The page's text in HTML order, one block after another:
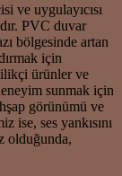
ve uygulayıcısı
PVC duvar
bölgesinde artan
için
ürünler ve
sunmak için
görünümü ve
ise, ses yankısını
olduğunda,